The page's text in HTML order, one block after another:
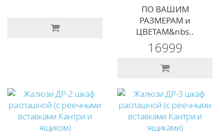
ПО ВАШИМ
РАЗМЕРАМ и
ЦВЕТАМ&nbs..
16999